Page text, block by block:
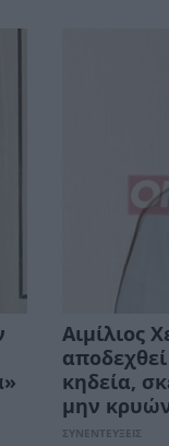
Αιμίλιος
κηδεία,
μην
ΣΥΝΕΝΤΕΥΞΕΙΣ